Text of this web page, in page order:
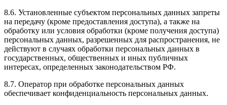
8.6. Установленные субъектом персональных данных запреты
на передачу (кроме предоставления доступа), а также на
обработку или условия обработки (кроме получения доступа)
персональных данных, разрешенных для распространения, не
действуют в случаях обработки персональных данных в
государственных, общественных и иных публичных
интересах, определенных законодательством РФ.
8.7. Оператор при обработке персональных данных
обеспечивает конфиденциальность персональных данных.